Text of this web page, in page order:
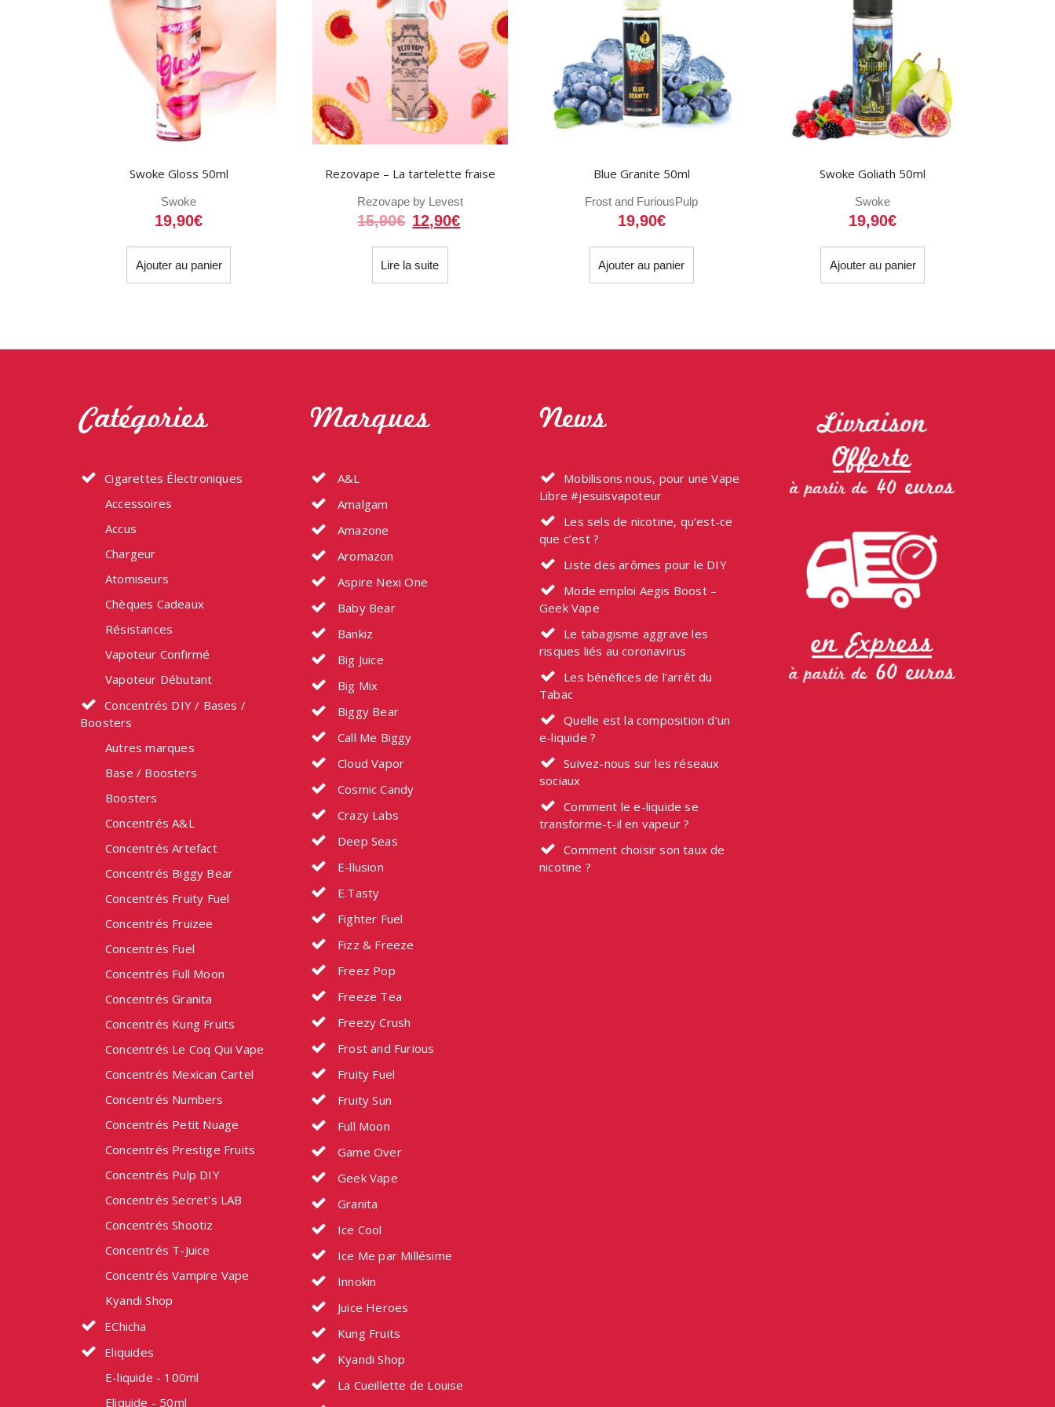
Swoke Gloss 50ml
Swoke
19,90€
Ajouter au panier
Rezovape – La tartelette fraise
Rezovape by Levest
15,90€ Le
initial
était :
12,90€
Lire la suite
Blue Granite 50ml
Frost and FuriousPulp
19,90€
Ajouter au panier
Swoke Goliath 50ml
Swoke
19,90€
Ajouter au panier
Catégories
Cigarettes Électroniques
Accessoires
Accus
Chargeur
Atomiseurs
Chèques Cadeaux
Résistances
Vapoteur Confirmé
Vapoteur Débutant
Concentrés DIY / Bases /
Boosters
Autres marques
Base / Boosters
Boosters
Concentrés A&L
Concentrés Artefact
Concentrés Biggy Bear
Concentrés Fruity Fuel
Concentrés Fruizee
Concentrés Fuel
Concentrés Full Moon
Concentrés Granita
Concentrés Kung Fruits
Concentrés Le Coq Qui Vape
Concentrés Mexican Cartel
Concentrés Numbers
Concentrés Petit Nuage
Concentrés Prestige Fruits
Concentrés Pulp DIY
Concentrés Secret's LAB
Concentrés Shootiz
Concentrés T-Juice
Concentrés Vampire Vape
Kyandi Shop
EChicha
Eliquides
E-liquide - 100ml
Eliquide - 50ml
Marques
A&L
Amalgam
Amazone
Aromazon
Aspire Nexi One
Baby Bear
Bankiz
Big Juice
Big Mix
Biggy Bear
Call Me Biggy
Cloud Vapor
Cosmic Candy
Crazy Labs
Deep Seas
E-llusion
E.Tasty
Fighter Fuel
Fizz & Freeze
Freez Pop
Freeze Tea
Freezy Crush
Frost and Furious
Fruity Fuel
Fruity Sun
Full Moon
Game Over
Geek Vape
Granita
Ice Cool
Ice Me par Millésime
Innokin
Juice Heroes
Kung Fruits
Kyandi Shop
La Cueillette de Louise
News
Mobilisons nous, pour une Vape
Libre #jesuisvapoteur
Les sels de nicotine, qu’est-ce
que c’est ?
Liste des arômes pour le DIY
Mode emploi Aegis Boost –
Geek Vape
Le tabagisme aggrave les
risques liés au coronavirus
Les bénéfices de l’arrêt du
Tabac
Quelle est la composition d’un
e-liquide ?
Suivez-nous sur les réseaux
sociaux
Comment le e-liquide se
transforme-t-il en vapeur ?
Comment choisir son taux de
nicotine ?